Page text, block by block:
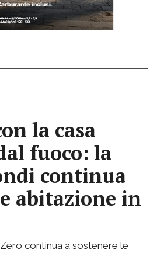
la casa
fuoco: la
continua
abitazione in
continua a sostenere le